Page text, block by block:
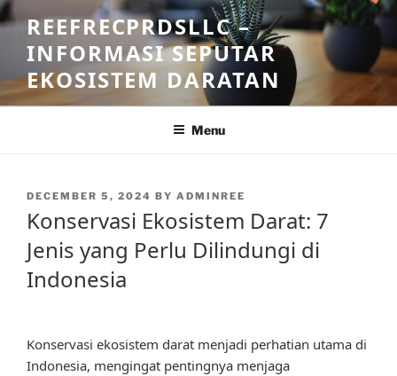
Skip
to
content
REEFRECPRDSLLC –
INFORMASI SEPUTAR
EKOSISTEM DARATAN
Menu
POSTED
DECEMBER 5, 2024 BY ADMINREE
Konservasi Ekosistem Darat: 7
Jenis yang Perlu Dilindungi di
Indonesia
Konservasi ekosistem darat menjadi perhatian utama di
Indonesia, mengingat pentingnya menjaga